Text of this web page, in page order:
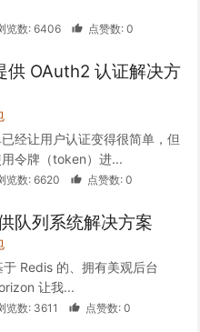
览数: 6406 点赞数: 0
OAuth2 认证解决方
经让用户认证变得很简单，但
令牌（token）进...
览数: 6620 点赞数: 0
队列系统解决方案
Redis 的、拥有美观后台
让我...
览数: 3611 点赞数: 0